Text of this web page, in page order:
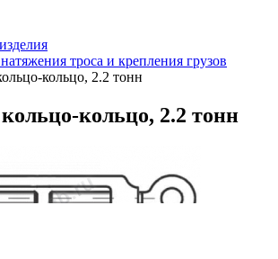
троса и крепления грузов
кольцо, 2.2 тонн
кольцо-кольцо, 2.2 тонн